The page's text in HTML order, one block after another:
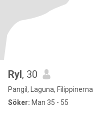
Ryl, 30
Pangil, Laguna, Filippinerna
Söker: Man 35 - 55